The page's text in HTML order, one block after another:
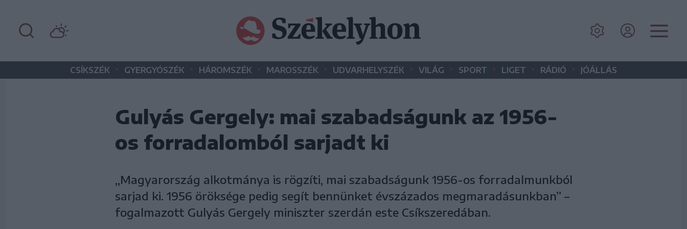
CSÍKSZÉK • GYERGYÓSZÉK • HÁROMSZÉK • MAROSSZÉK • UDVARHELYSZÉK • VILÁG • SPORT • LIGET • RÁDIÓ • JÓÁLLÁS
Gulyás Gergely: mai szabadságunk az 1956-
os forradalomból sarjadt ki
„Magyarország alkotmánya is rögzíti, mai szabadságunk 1956-os forradalmunkból
sarjad ki. 1956 öröksége pedig segít bennünket évszázados megmaradásunkban” –
fogalmazott Gulyás Gergely miniszter szerdán este Csíkszeredában.